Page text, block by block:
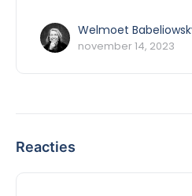
Welmoet
november 14, 2023
Reacties